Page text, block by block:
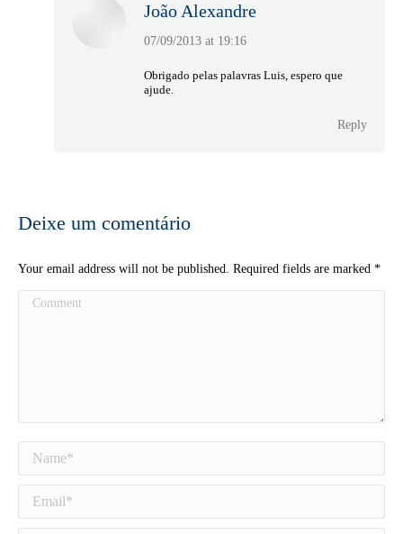
João Alexandre
says:
07/09/2013 at 19:16
Obrigado pelas palavras Luis, espero que
ajude.
Reply
Deixe um comentário
Your email address will not be published. Required fields are marked *
Comment